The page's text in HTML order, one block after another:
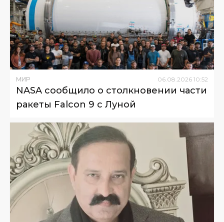
МИР 06.08.2026 10:52
NASA сообщило о столкновении части
ракеты Falcon 9 с Луной